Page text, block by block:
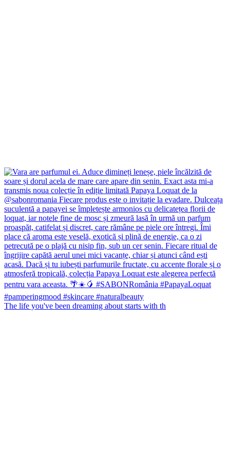
The life you've been dreaming about starts with th